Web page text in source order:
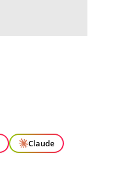
Claude